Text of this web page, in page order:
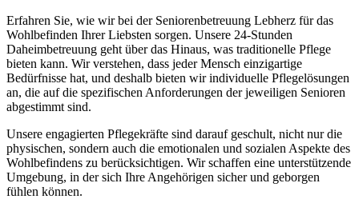
Erfahren Sie, wie wir bei der Seniorenbetreuung Lebherz für das
Wohlbefinden Ihrer Liebsten sorgen. Unsere 24-Stunden
Daheimbetreuung geht über das Hinaus, was traditionelle Pflege
bieten kann. Wir verstehen, dass jeder Mensch einzigartige
Bedürfnisse hat, und deshalb bieten wir individuelle Pflegelösungen
an, die auf die spezifischen Anforderungen der jeweiligen Senioren
abgestimmt sind.
Unsere engagierten Pflegekräfte sind darauf geschult, nicht nur die
physischen, sondern auch die emotionalen und sozialen Aspekte des
Wohlbefindens zu berücksichtigen. Wir schaffen eine unterstützende
Umgebung, in der sich Ihre Angehörigen sicher und geborgen
fühlen können.